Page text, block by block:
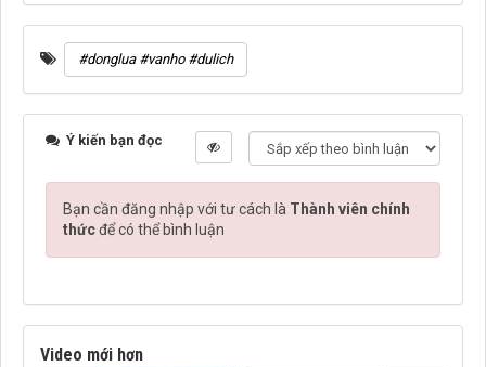
#donglua #vanho #dulich
Ý kiến bạn đọc
Bạn cần đăng nhập với tư cách là Thành viên chính
thứcđể có thể bình luận
Video mới hơn